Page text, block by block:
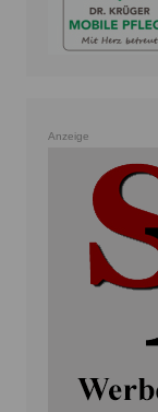
Anzeige